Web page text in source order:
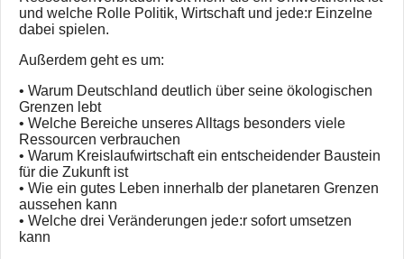
und welche Rolle Politik, Wirtschaft und jede:r Einzelne
dabei spielen.
Außerdem geht es um:
• Warum Deutschland deutlich über seine ökologischen
Grenzen lebt
• Welche Bereiche unseres Alltags besonders viele
Ressourcen verbrauchen
• Warum Kreislaufwirtschaft ein entscheidender Baustein
für die Zukunft ist
• Wie ein gutes Leben innerhalb der planetaren Grenzen
aussehen kann
• Welche drei Veränderungen jede:r sofort umsetzen
kann